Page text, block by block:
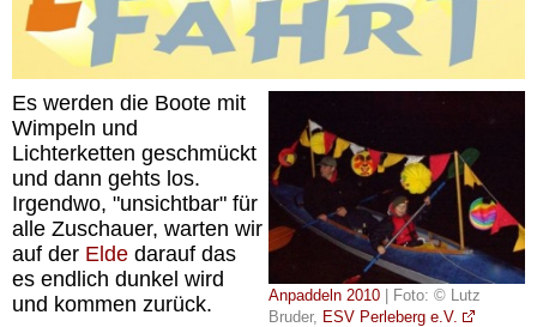
Anpaddeln 2010 | Foto: © Lutz
Bruder, ESV Perleberg e.V.
Es werden die Boote mit
Wimpeln und
Lichterketten geschmückt
und dann gehts los.
Irgendwo, "unsichtbar" für
alle Zuschauer, warten wir
auf der Elde darauf das
es endlich dunkel wird
und kommen zurück.